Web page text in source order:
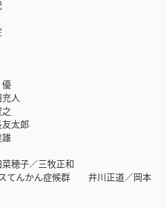
人
太郎
子／三牧正和
てんかん症候群 井川正道／岡本